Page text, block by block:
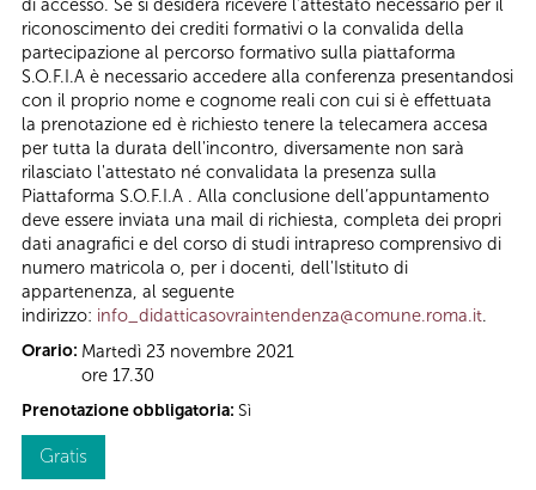
di accesso. Se si desidera ricevere l’attestato necessario per il
riconoscimento dei crediti formativi o la convalida della
partecipazione al percorso formativo sulla piattaforma
S.O.F.I.A è necessario accedere alla conferenza presentandosi
con il proprio nome e cognome reali con cui si è effettuata
la prenotazione ed è richiesto tenere la telecamera accesa
per tutta la durata dell'incontro, diversamente non sarà
rilasciato l'attestato né convalidata la presenza sulla
Piattaforma S.O.F.I.A . Alla conclusione dell’appuntamento
deve essere inviata una mail di richiesta, completa dei propri
dati anagrafici e del corso di studi intrapreso comprensivo di
numero matricola o, per i docenti, dell'Istituto di
appartenenza, al seguente
indirizzo: info_didatticasovraintendenza@comune.roma.it.
Orario: Martedì 23 novembre 2021
ore 17.30
Prenotazione obbligatoria: Sì
Gratis